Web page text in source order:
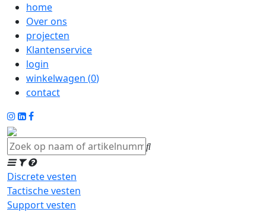
home
Over ons
projecten
Klantenservice
login
winkelwagen (0)
contact
Discrete vesten
Tactische vesten
Support vesten